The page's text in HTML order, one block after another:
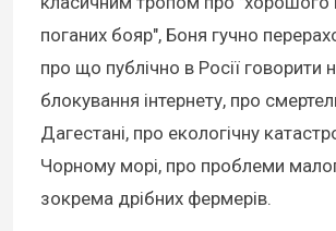
поганих бояр", Боня гучно
про що публічно в Росії говорити
блокування інтернету, про
Дагестані, про екологічну
Чорному морі, про проблеми
зокрема дрібних фермерів.